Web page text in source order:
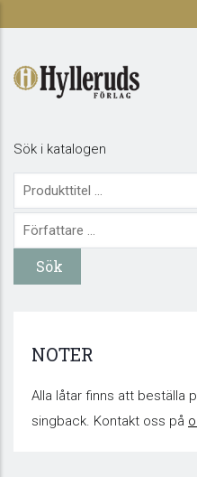
main
content
Sök i katalogen
NOTER
Alla låtar finns att beställa
singback. Kontakt oss på